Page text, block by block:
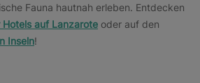
Fauna hautnah erleben. Entdecken
Hotels auf Lanzarote oder auf den
Inseln!